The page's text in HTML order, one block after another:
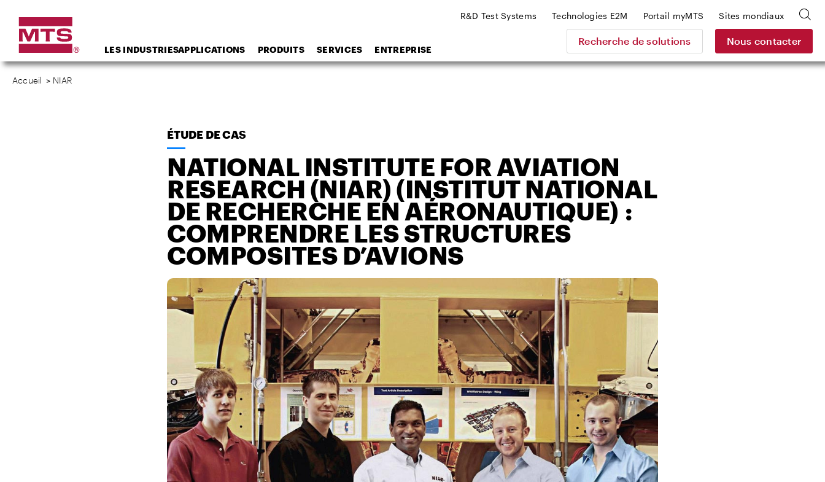
LES INDUSTRIESAPPLICATIONS PRODUITS SERVICES ENTREPRISE
Recherche de solutions Nous contacter
R&D Test Systems Technologies E2M Portail myMTS Sites mondiaux
Accueil > NIAR
ÉTUDE DE CAS
NATIONAL INSTITUTE FOR AVIATION
RESEARCH (NIAR) (INSTITUT NATIONAL
DE RECHERCHE EN AÉRONAUTIQUE) :
COMPRENDRE LES STRUCTURES
COMPOSITES D’AVIONS